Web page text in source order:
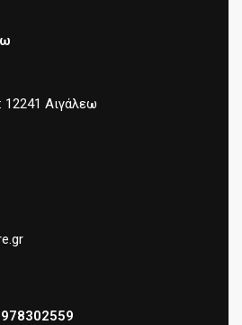
Αιγάλεω